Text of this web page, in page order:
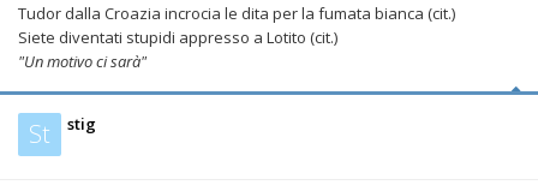
Tudor dalla Croazia incrocia le dita per la fumata bianca (cit.)
Siete diventati stupidi appresso a Lotito (cit.)
"Un motivo ci sarà"
St stig